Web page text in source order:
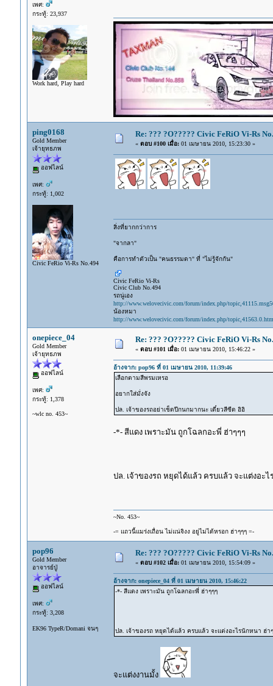
เพศ:
กระทู้: 23,937
Work hard, Play hard
ping0168
Gold Member
เจ้ายุทธภพ
ออฟไลน์
เพศ:
กระทู้: 1,002
Civic FeRio Vi-Rs No.494
Re: ??? ?O????? Civic FeRiO Vi-Rs
« ตอบ #100 เมื่อ:01 เมษายน 2010, 15:23:30 »
สิ่งที่ยากกว่าการ
"จากลา"
คือการทำตัวเป็น "คนธรรมดา" ที่ "ไม่รู้จักกัน"
Civic FeRio Vi-Rs
Civic Club No.494
รถนู่เอง
http://www.welovecivic.com/forum/index.php/
น้องหมา
http://www.welovecivic.com/forum/index.php/
onepiece_04
Gold Member
เจ้ายุทธภพ
ออฟไลน์
เพศ:
กระทู้: 1,378
~wlc no. 453~
Re: ??? ?O????? Civic FeRiO Vi-Rs
« ตอบ #101 เมื่อ:01 เมษายน 2010, 15:46:22 »
อ้างจาก: pop96 ที่ 01 เมษายน 2010, 11:39:46
เลือกตามสีพรมเหรอ
อยากใส่มั่งจัง
ปล. เจ้าของรถอย่าเช็ดปีกนกมากนะ เดี๋ยวสีซีด อิอิ
-*- สีแดง เพราะมัน ถูกโฉลกอะพี่ ฮ่าๆๆๆ
ปล. เจ้าของรถ หยุดได้แล้ว ครบแล้ว จะแต่งอ
~No. 453~
-= แถวนี้แมร่งเถื่อน ไม่แน่จิงง อยู่ไม่ได้หรอก ฮ่าๆๆๆ =-
pop96
Gold Member
อาจารย์ปู่
ออฟไลน์
เพศ:
กระทู้: 3,208
EK96 TypeR/Domani จนๆ
Re: ??? ?O????? Civic FeRiO Vi-Rs
« ตอบ #102 เมื่อ:01 เมษายน 2010, 15:54:09 »
อ้างจาก: onepiece_04 ที่ 01 เมษายน 2010, 15:46:22
-*- สีแดง เพราะมัน ถูกโฉลกอะพี่ ฮ่าๆๆๆ
ปล. เจ้าของรถ หยุดได้แล้ว ครบแล้ว จะแต่งอะไรนักหนา ฮ่
จะแต่งงานมั้ง